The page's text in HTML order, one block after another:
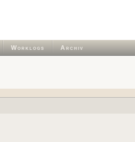
Worklogs Archiv